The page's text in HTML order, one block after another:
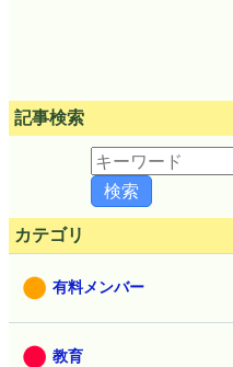
記事検索
カテゴリ
有料メンバー
教育